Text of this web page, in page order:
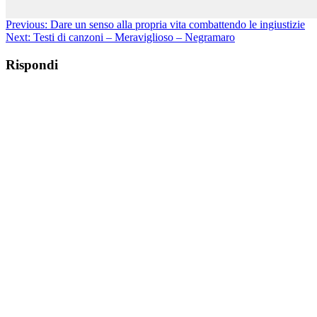
Previous: Dare un senso alla propria vita combattendo le ingiustizie
Next: Testi di canzoni – Meraviglioso – Negramaro
Rispondi